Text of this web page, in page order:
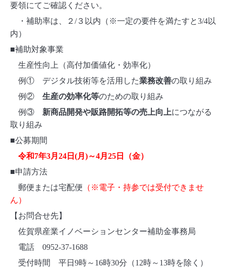
要領にてご確認ください。
・補助率は、２/３以内（※一定の要件を満たすと3/4以
内）
■補助対象事業
生産性向上（高付加価値化・効率化）
例① デジタル技術等を活用した業務改善の取り組み
例② 生産の効率化等のための取り組み
例③ 新商品開発や販路開拓等の売上向上につながる
取り組み
■公募期間
令和7年3月24日(月)～4月25日（金）
■申請方法
郵便または宅配便 （※電子・持参では受付できませ
ん）
【お問合せ先】
佐賀県産業イノベーションセンター補助金事務局
電話 0952-37-1688
受付時間 平日9時～16時30分（12時～13時を除く）